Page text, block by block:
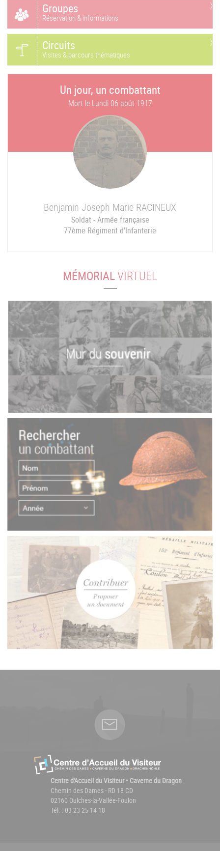
Groupes
Réservation & informations
Circuits
Visites & parcours thématiques
Un jour, un combattant
Mort le Lundi 06 août 1917
Benjamin Joseph Marie RACINEUX
Soldat - Armée française
77ème Régiment d'Infanterie
MÉMORIALVIRTUEL
Centre d'Accueil du Visiteur • Caverne du Dragon
Chemin des Dames - RD 18 CD
02160 Oulches-la-Vallée-Foulon
Tél. : 03 23 25 14 18